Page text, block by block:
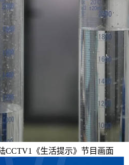
CCTV1《生活提示》节目画面